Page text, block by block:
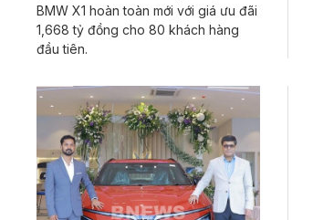
BMW X1 hoàn toàn mới với giá ưu đãi
1,668 tỷ đồng cho 80 khách hàng
đầu tiên.